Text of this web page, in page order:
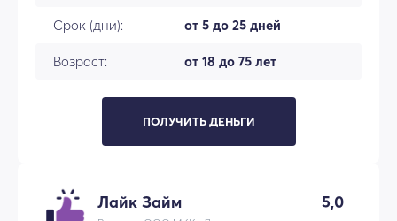
Срок (дни): от 5 до 25 дней
Возраст: от 18 до 75 лет
ПОЛУЧИТЬ ДЕНЬГИ
Лайк Займ 5,0